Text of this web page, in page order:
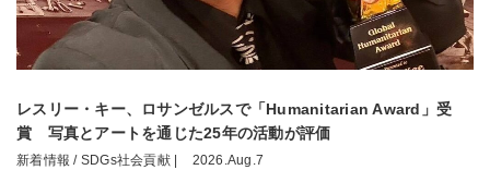
レスリー・キー、ロサンゼルスで「Humanitarian Award」受
賞 写真とアートを通じた25年の活動が評価
新着情報 / SDGs社会貢献 | 2026.Aug.7